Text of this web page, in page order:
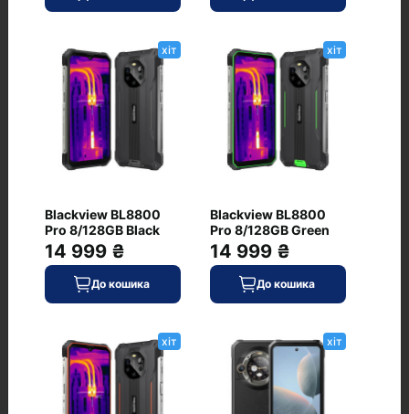
Матеріал кришки/рамки
пластик
Тип клавіатури
екранне введення
8.24
Живлення
хіт
Blackview BL8800
Pro 8/128GB Black
14 999 ₴
До кошика
хіт
Blackview BL8800
Pro 8/128GB Green
14 999 ₴
До кошика
хіт хіт